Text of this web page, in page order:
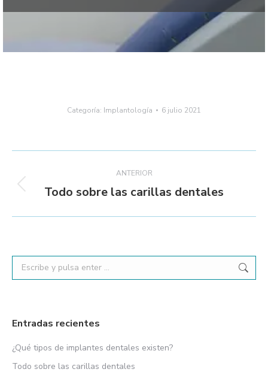
Categoría: Implantología 6 julio 2021
Navegación
entre
publicaciones
ANTERIOR
Publicación
Todo sobre las carillas dentales
Buscar:
Entradas recientes
¿Qué tipos de implantes dentales existen?
Todo sobre las carillas dentales